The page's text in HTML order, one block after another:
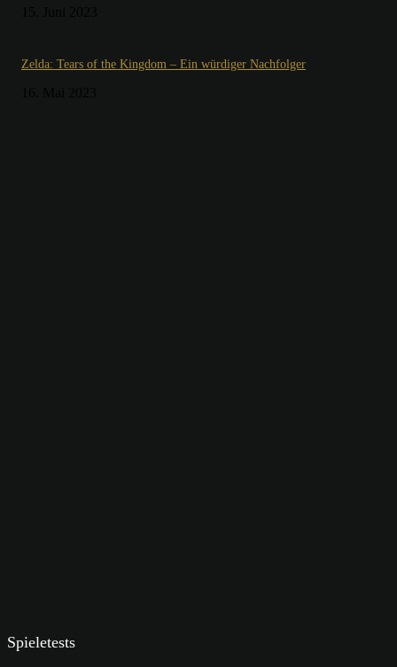
Zelda: Tears of the Kingdom – Ein würdiger Nachfolger
Spieletests